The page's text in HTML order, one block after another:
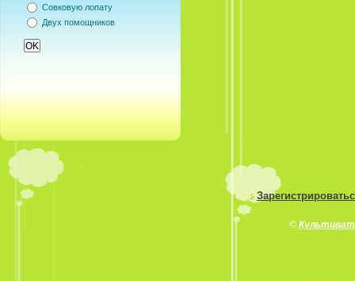
Совковую лопату
Двух помощников
©